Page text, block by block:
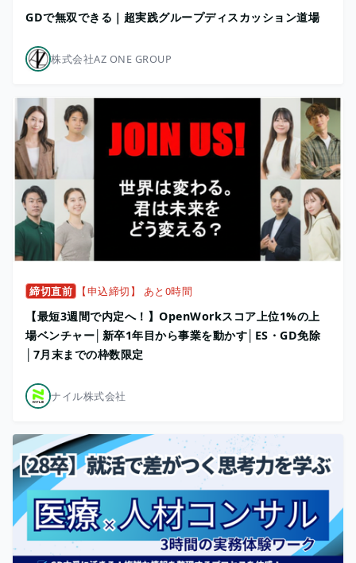
GDで無双できる｜超実践グループディスカッション道場
株式会社AZ ONE GROUP
締切直前 【申込締切】 あと0時間
【最短3週間で内定へ！】OpenWorkスコア上位1%の上
場ベンチャー│新卒1年目から事業を動かす│ES・GD免除
│7月末までの枠数限定
ナイル株式会社